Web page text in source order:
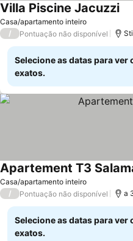
Casa/apartamento inteiro
Villa Piscine Jacuzzi
/ Pontuação não disponível
Selecione as datas para ver
exatos.
Casa/apartamento inteiro
Apartement T3
/ Pontuação não disponível a
Selecione as datas para ver
exatos.